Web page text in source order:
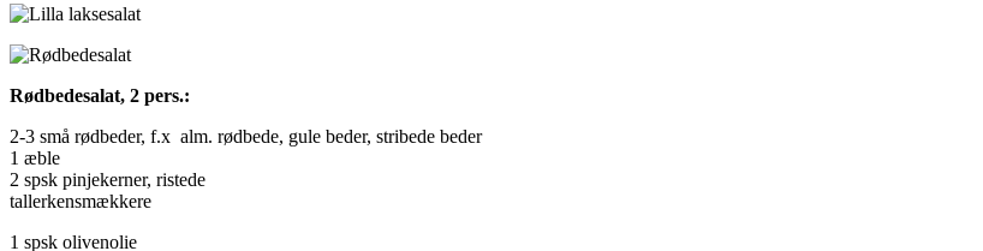
Rødbedesalat, 2 pers.:
2-3 små rødbeder, f.x alm. rødbede, gule beder, stribede beder
1 æble
2 spsk pinjekerner, ristede
tallerkensmækkere
1 spsk olivenolie